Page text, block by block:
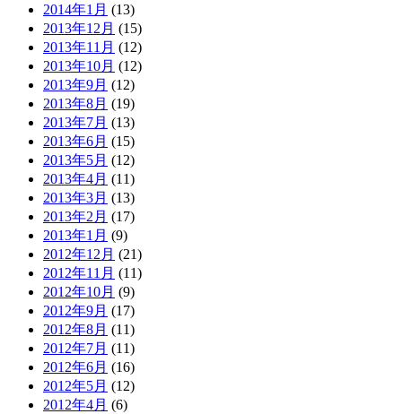
2014年1月 (13)
2013年12月 (15)
2013年11月 (12)
2013年10月 (12)
2013年9月 (12)
2013年8月 (19)
2013年7月 (13)
2013年6月 (15)
2013年5月 (12)
2013年4月 (11)
2013年3月 (13)
2013年2月 (17)
2013年1月 (9)
2012年12月 (21)
2012年11月 (11)
2012年10月 (9)
2012年9月 (17)
2012年8月 (11)
2012年7月 (11)
2012年6月 (16)
2012年5月 (12)
2012年4月 (6)